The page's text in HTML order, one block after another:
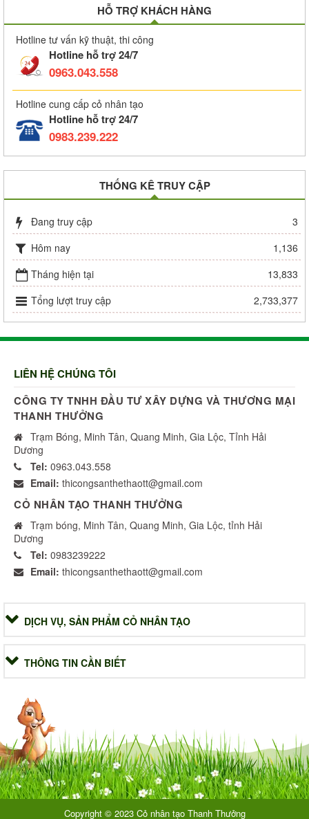
HỖ TRỢ KHÁCH HÀNG
Hotline tư vấn kỹ thuật, thi công
Hotline hỗ trợ 24/7
0963.043.558
Hotline cung cấp cỏ nhân tạo
Hotline hỗ trợ 24/7
0983.239.222
THỐNG KÊ TRUY CẬP
Đang truy cập
3
Hôm nay
1,136
Tháng hiện tại
13,833
Tổng lượt truy cập
2,733,377
LIÊN HỆ CHÚNG TÔI
CÔNG TY TNHH ĐẦU TƯ XÂY DỰNG VÀ THƯƠNG MẠI
THANH THƯỞNG
Trạm Bóng, Minh Tân, Quang Minh, Gia Lộc, Tỉnh Hải
Dương
Tel: 0963.043.558
Email: thicongsanthethaott@gmail.com
CỎ NHÂN TẠO THANH THƯỞNG
Trạm bóng, Minh Tân, Quang Minh, Gia Lộc, tỉnh Hải
Dương
Tel: 0983239222
Email: thicongsanthethaott@gmail.com
DỊCH VỤ, SẢN PHẨM CỎ NHÂN TẠO
THÔNG TIN CẦN BIẾT
Copyright © 2023 Cỏ nhân tạo Thanh Thưởng